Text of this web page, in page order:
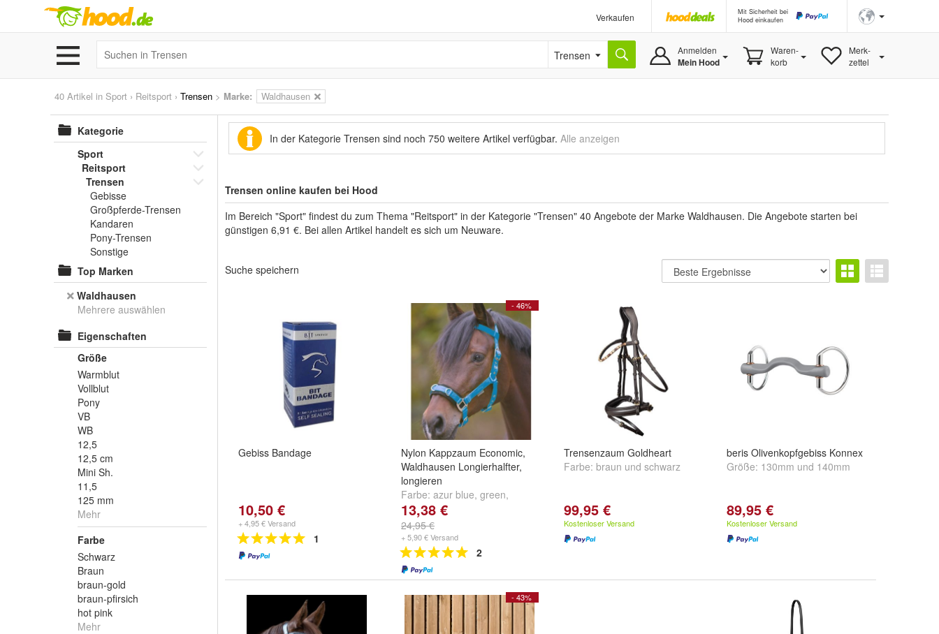
Verkaufen
Mit Sicherheit bei
Hood einkaufen
Trensen Anmelden
Mein Hood
Waren-
korb
Merk-
zettel
40 Artikel in Sport › Reitsport › Trensen > Marke: Waldhausen
Kategorie
Sport
Reitsport
Trensen
Gebisse
Großpferde-Trensen
Kandaren
Pony-Trensen
Sonstige
Top Marken
Waldhausen
Mehrere auswählen
Eigenschaften
Größe
Warmblut
Vollblut
Pony
VB
WB
12,5
12,5 cm
Mini Sh.
11,5
125 mm
Mehr
Farbe
Schwarz
Braun
braun-gold
braun-pfirsich
hot pink
Mehr
In der Kategorie Trensen sind noch 750 weitere Artikel verfügbar. Alle anzeigen
Trensen online kaufen bei Hood
Im Bereich "Sport" findest du zum Thema "Reitsport" in der Kategorie "Trensen" 40 Angebote der Marke Waldhausen. Die Angebote starten bei
günstigen 6,91 €. Bei allen Artikel handelt es sich um Neuware.
Suche speichern
Gebiss Bandage
10,50 €
+ 4,95 € Versand
1
- 46%
Nylon Kappzaum Economic,
Waldhausen Longierhalfter,
longieren
Farbe: azur blue, green,
purpleund
13,38 €
24,95 €
+ 5,90 € Versand
2
Trensenzaum Goldheart
Farbe: braun und schwarz
99,95 €
Kostenloser Versand
beris Olivenkopfgebiss Konnex
Größe: 130mm und 140mm
89,95 €
Kostenloser Versand
- 43%